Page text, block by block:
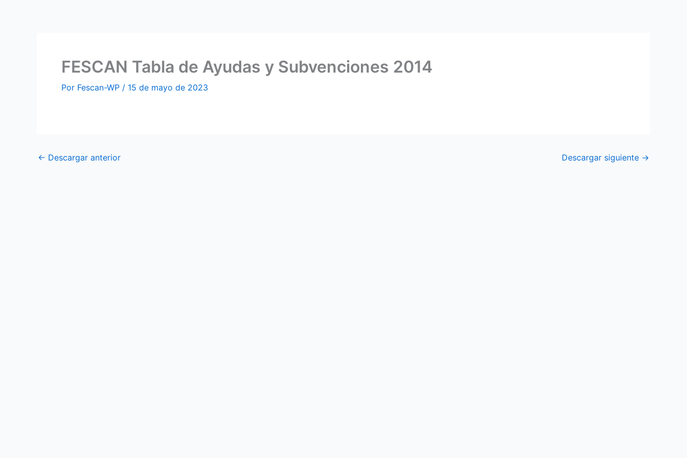
FESCAN Tabla de Ayudas y Subvenciones 2014
Por Fescan-WP / 15 de mayo de 2023
← Descargar anterior Descargar siguiente →